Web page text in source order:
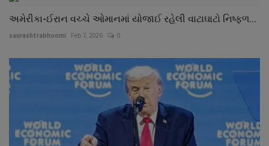
અમેરીકા-ઈરાન વચ્ચે ઓમાનમાં યોજાઈ રહેલી વાટાઘાટો નિષ્ફળ...
saurashtrabhoomi Feb 7, 2026 0